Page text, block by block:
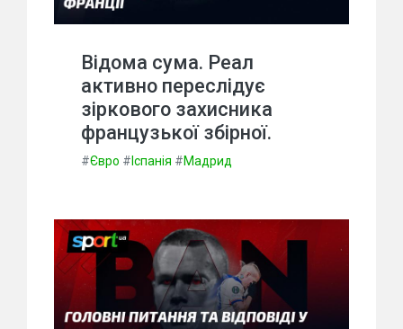
Відома сума. Реал
активно переслідує
зіркового захисника
французької збірної.
#Євро # Іспанія #Мадрид